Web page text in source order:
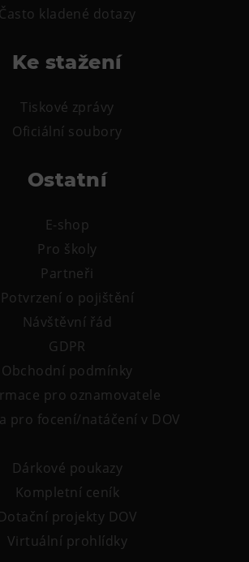
Často kladené dotazy
Ke stažení
Tiskové zprávy
Oficiální soubory
Ostatní
E-shop
Pro školy
Partneři
Potvrzení o pojištění
Návštěvní řád
GDPR
Obchodní podmínky
pro oznamovatele
pro focení/natáčení v DOV
Dárkové poukazy
Kompletní ceník
Dotační projekty DOV
Virtuální prohlídky